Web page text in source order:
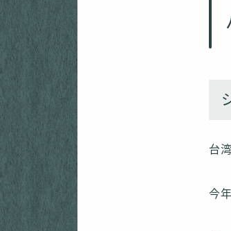
台
今